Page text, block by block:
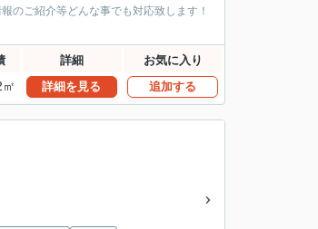
のご紹介等どんな事でも対応致します！
詳細 お気に入り
詳細を見る 追加する